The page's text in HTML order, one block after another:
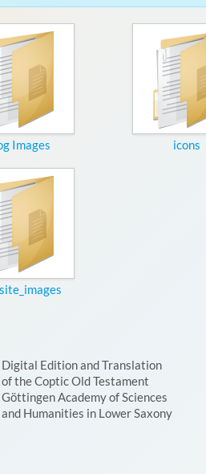
Images icons
Digital Edition and Translation
of the Coptic Old Testament
Göttingen Academy of Sciences
and Humanities in Lower Saxony